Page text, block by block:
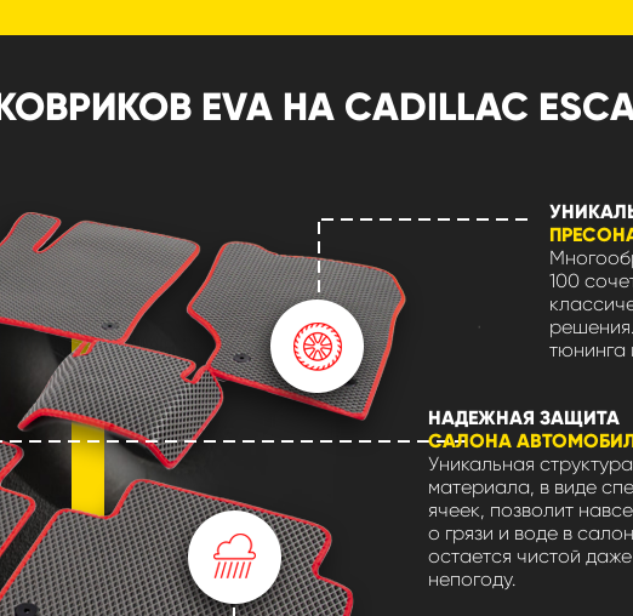
EVA НА CADILLAC
100
тюнинга
НАДЕЖНАЯ ЗАЩИТА
САЛОНА
Уникальная структура
материала, в виде
ячеек, позволит
о грязи и воде в
остается чистой
непогоду.